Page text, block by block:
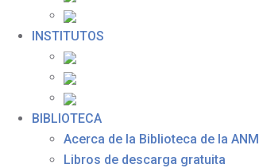
INSTITUTOS
BIBLIOTECA
Acerca de la Biblioteca de la ANM
Libros de descarga gratuita